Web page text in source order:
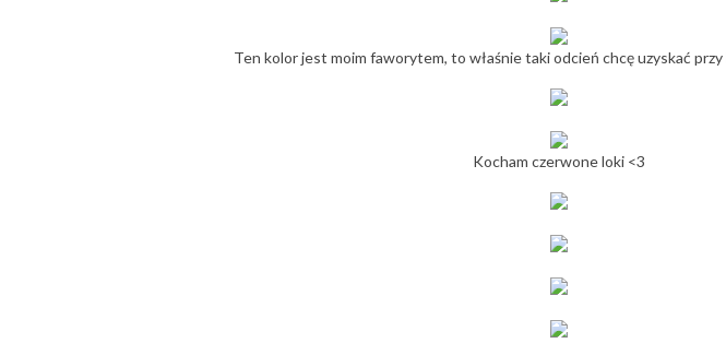
Ten kolor jest moim faworytem, to właśnie taki odcień chcę uzyskać
Kocham czerwone loki <3